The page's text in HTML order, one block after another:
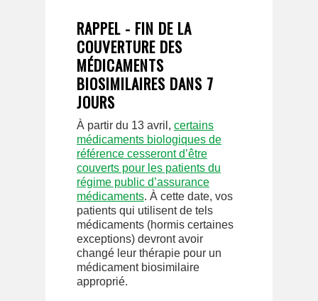
RAPPEL - FIN DE LA
COUVERTURE DES
MÉDICAMENTS
BIOSIMILAIRES DANS 7
JOURS
À partir du 13 avril, certains
médicaments biologiques de
référence cesseront d’être
couverts pour les patients du
régime public d’assurance
médicaments. À cette date, vos
patients qui utilisent de tels
médicaments (hormis certaines
exceptions) devront avoir
changé leur thérapie pour un
médicament biosimilaire
approprié.